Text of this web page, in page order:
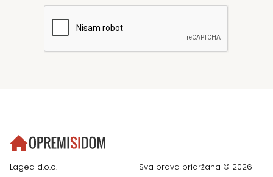
Lagea d.o.o.
Sva prava pridržana © 2026